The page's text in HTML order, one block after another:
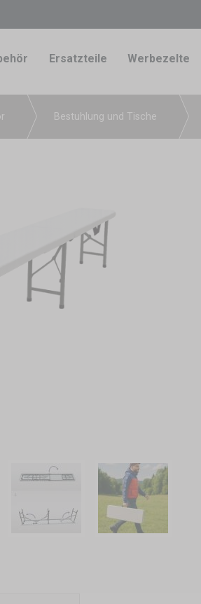
Ersatzteile Werbezelte
Bestuhlung und Tische